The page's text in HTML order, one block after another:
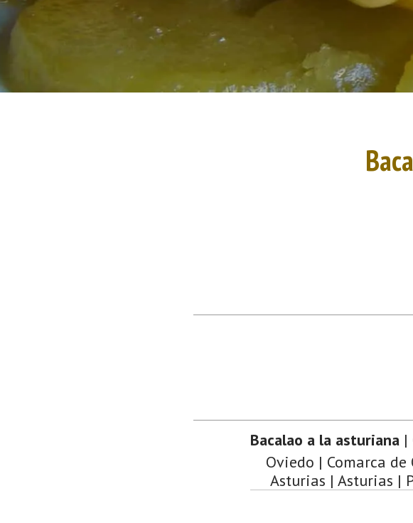
Bacalao a la asturiana |
Oviedo | Comarca
Asturias | Asturias |